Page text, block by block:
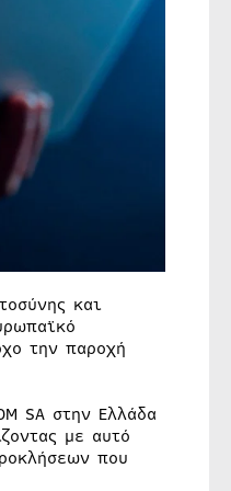
και
την παροχή
SA στην Ελλάδα
με αυτό
που